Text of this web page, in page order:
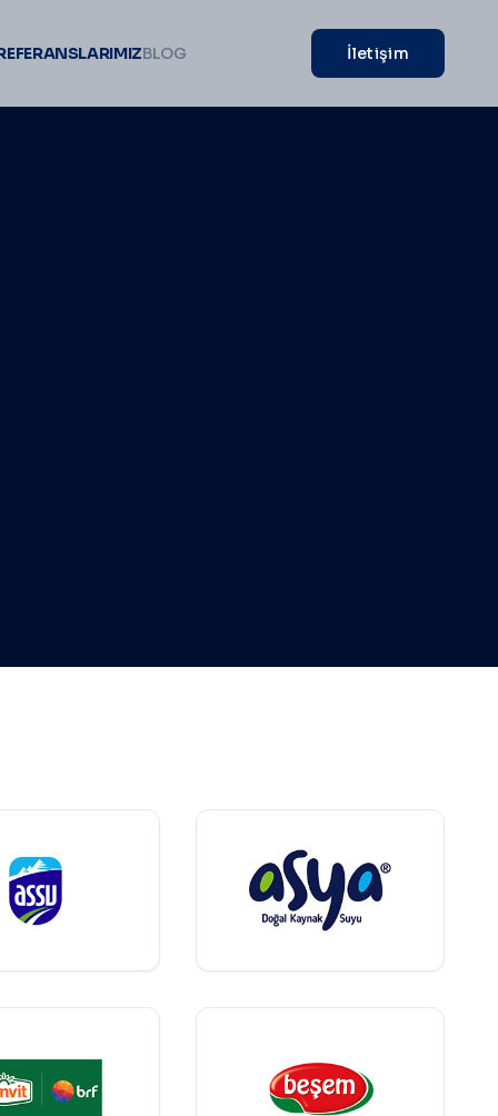
BLOG İletişim